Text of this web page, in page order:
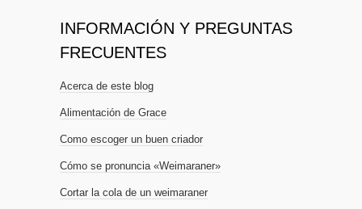
INFORMACIÓN Y PREGUNTAS
FRECUENTES
Acerca de este blog
Alimentación de Grace
Como escoger un buen criador
Cómo se pronuncia «Weimaraner»
Cortar la cola de un weimaraner